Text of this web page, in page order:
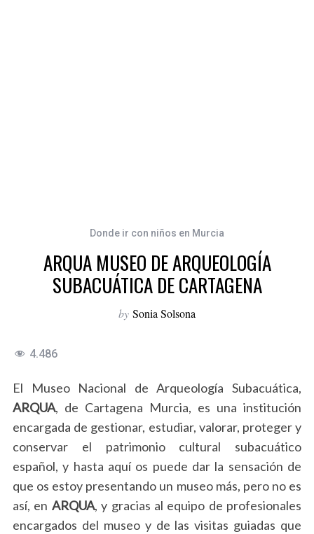
Donde ir con niños en Murcia
ARQUA MUSEO DE ARQUEOLOGÍA
SUBACUÁTICA DE CARTAGENA
by Sonia Solsona
4.486
El Museo Nacional de Arqueología Subacuática,
ARQUA, de Cartagena Murcia, es una institución
encargada de gestionar, estudiar, valorar, proteger y
conservar el patrimonio cultural subacuático
español, y hasta aquí os puede dar la sensación de
que os estoy presentando un museo más, pero no es
así, en ARQUA, y gracias al equipo de profesionales
encargados del museo y de las visitas guiadas que